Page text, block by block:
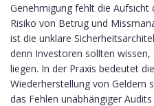
Genehmigung fehlt die Aufsicht
Risiko von Betrug und
ist die unklare
denn Investoren sollten
liegen. In der Praxis bedeutet
Wiederherstellung von Geldern
das Fehlen unabhängiger